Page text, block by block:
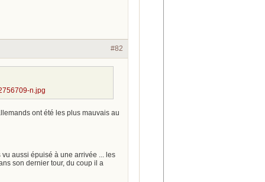
#82
n.jpg
ont été les plus mauvais au
aussi épuisé à une arrivée ... les
son dernier tour, du coup il a